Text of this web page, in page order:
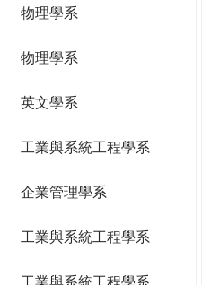
物理學系
物理學系
英文學系
工業與系統工程學系
企業管理學系
工業與系統工程學系
工業與系統工程學系